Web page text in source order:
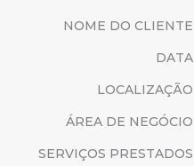
NOME DO CLIENTE
DATA
LOCALIZAÇÃO
ÁREA DE NEGÓCIO
SERVIÇOS PRESTADOS